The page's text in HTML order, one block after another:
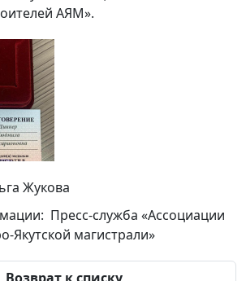
АЯМ».
Жукова
Пресс-служба «Ассоциации
Якутской магистрали»